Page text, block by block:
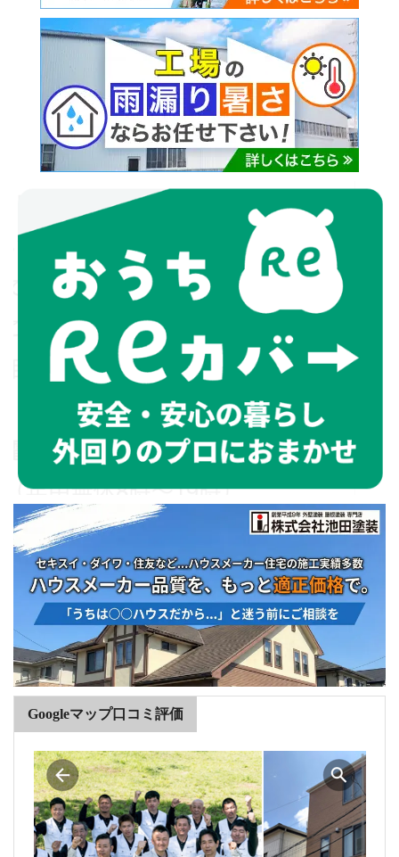
Googleマップ口コミ評価